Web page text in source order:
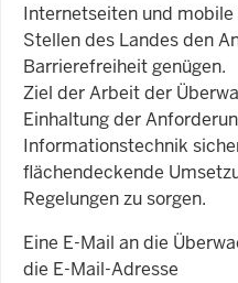
Internetseiten und
Stellen des Landes den
Barrierefreiheit genügen.
Ziel der Arbeit der
Einhaltung der
Informationstechnik
flächendeckende
Regelungen zu sorgen.
Eine E-Mail an die
die E-Mail-Adresse